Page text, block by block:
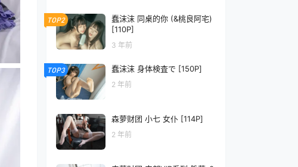
TOP2
蠢沫沫 同桌的你 (&桃良阿宅)
[110P]
3 年前
TOP3 蠢沫沫 身体検査で [150P]
2 年前
森萝财团 小七 女仆 [114P]
2 年前